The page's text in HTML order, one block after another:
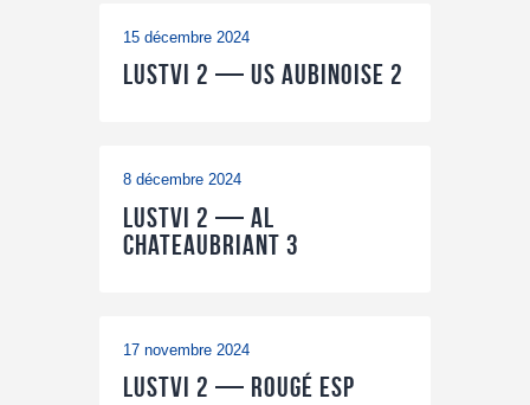
15 décembre 2024
LUSTVI 2 — US Aubinoise 2
8 décembre 2024
LUSTVI 2 — AL
Chateaubriant 3
17 novembre 2024
LUSTVI 2 — Rougé ESP